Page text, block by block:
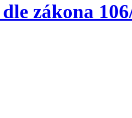
zákona